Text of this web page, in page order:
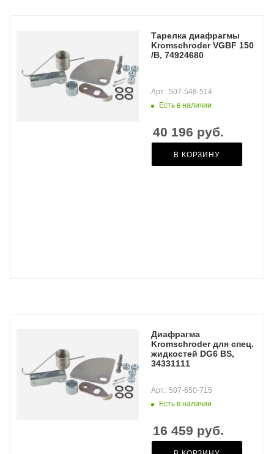
Тарелка диафрагмы
Kromschroder VGBF 150
/B, 74924680
Есть в наличии
Арт.: 507-548-514
40 196 руб.
В КОРЗИНУ
Диафрагма
Kromschroder для спец.
жидкостей DG6 BS,
34331111
Есть в наличии
Арт.: 507-650-715
16 459 руб.